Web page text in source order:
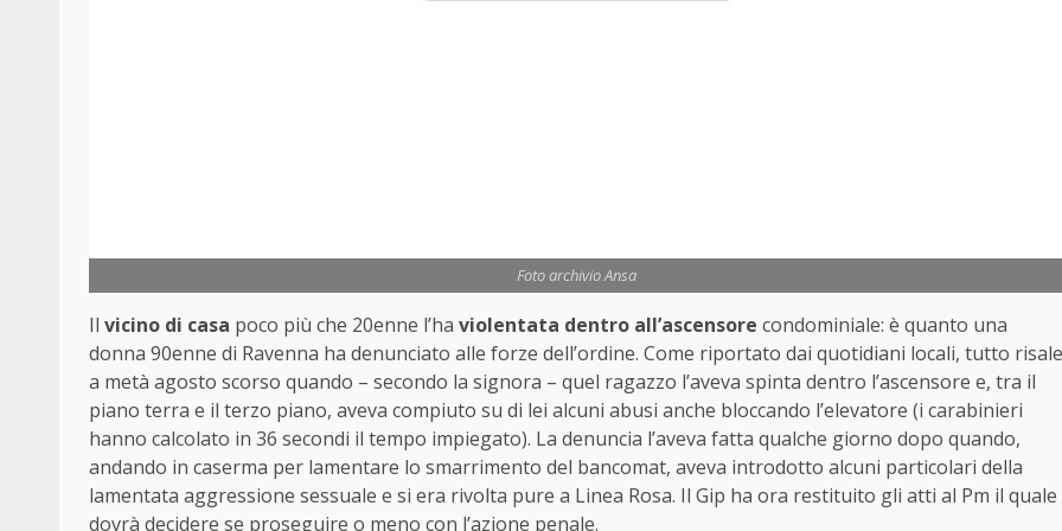
Foto archivio Ansa
Il vicino di casa poco più che 20enne l’ha violentata dentro all’ascensore condominiale: è quanto una
donna 90enne di Ravenna ha denunciato alle forze dell’ordine. Come riportato dai quotidiani locali, tutto risale
a metà agosto scorso quando – secondo la signora – quel ragazzo l’aveva spinta dentro l’ascensore e, tra il
piano terra e il terzo piano, aveva compiuto su di lei alcuni abusi anche bloccando l’elevatore (i carabinieri
hanno calcolato in 36 secondi il tempo impiegato). La denuncia l’aveva fatta qualche giorno dopo quando,
andando in caserma per lamentare lo smarrimento del bancomat, aveva introdotto alcuni particolari della
lamentata aggressione sessuale e si era rivolta pure a Linea Rosa. Il Gip ha ora restituito gli atti al Pm il quale
dovrà decidere se proseguire o meno con l’azione penale.